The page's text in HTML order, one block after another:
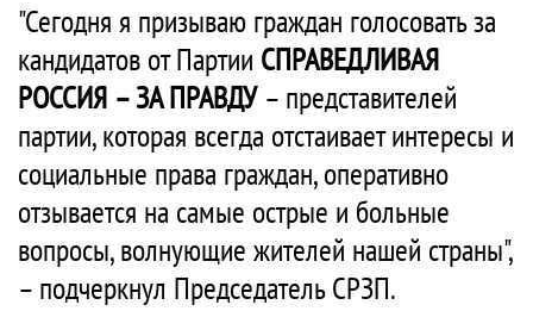
"Сегодня я призываю граждан голосовать за
кандидатов от Партии СПРАВЕДЛИВАЯ
РОССИЯ – ЗА ПРАВДУ– представителей
партии, которая всегда отстаивает интересы и
социальные права граждан, оперативно
отзывается на самые острые и больные
вопросы, волнующие жителей нашей страны",
– подчеркнул Председатель СРЗП.